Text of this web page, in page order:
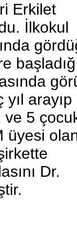
Erkilet
İlkokul
arayıp
ve 5
üyesi
Dr.